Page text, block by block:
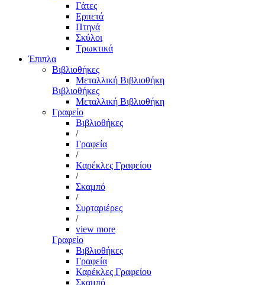
Γάτες
Ερπετά
Πτηνά
Σκύλοι
Τρωκτικά
Έπιπλα
Βιβλιοθήκες
Μεταλλική Βιβλιοθήκη
Βιβλιοθήκες
Μεταλλική Βιβλιοθήκη
Γραφείο
Βιβλιοθήκες
/
Γραφεία
/
Καρέκλες Γραφείου
/
Σκαμπό
/
Συρταριέρες
/
view more
Γραφείο
Βιβλιοθήκες
Γραφεία
Καρέκλες Γραφείου
Σκαμπό